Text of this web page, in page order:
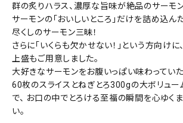
群の炙りハラス、濃厚な旨味が絶品のサーモ
サーモンの「おいしいところ」だけを詰め込ん
尽くしのサーモン三昧！
さらに「いくらも欠かせない！」という方向けに
上盛もご用意しました。
大好きなサーモンをお腹いっぱい味わってい
60枚のスライスとねぎとろ300gの大ボリュー
で、 お口の中でとろける至福の瞬間を心ゆく
い。